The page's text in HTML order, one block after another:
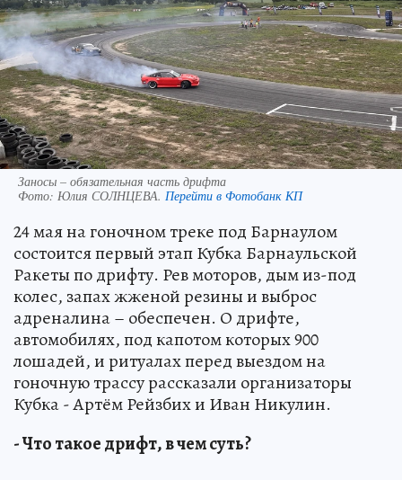
Заносы – обязательная часть дрифта
Фото: Юлия СОЛНЦЕВА. Перейти в Фотобанк КП
24 мая на гоночном треке под Барнаулом
состоится первый этап Кубка Барнаульской
Ракеты по дрифту. Рев моторов, дым из-под
колес, запах жженой резины и выброс
адреналина – обеспечен. О дрифте,
автомобилях, под капотом которых 900
лошадей, и ритуалах перед выездом на
гоночную трассу рассказали организаторы
Кубка - Артём Рейзбих и Иван Никулин.
- Что такое дрифт, в чем суть?